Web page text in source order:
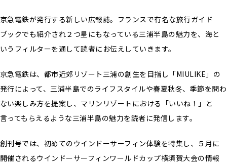
京急電鉄が発行する新しい広報誌。フランスで有名な旅行ガイド
ブックでも紹介され２つ星にもなっている三浦半島の魅力を、海と
いうフィルターを通して読者にお伝えしていきます。
京急電鉄は、都市近郊リゾート三浦の創生を目指し「MIULIKE」の
発行によって、三浦半島でのライフスタイルや春夏秋冬、季節を問わ
ない楽しみ方を提案し、マリンリゾートにおける「いいね！」と
言ってもらえるような三浦半島の魅力を読者に発信します。
創刊号では、初めてのウインドーサーフィン体験を特集し、５月に
開催されるウインドーサーフィンワールドカップ横須賀大会の情報